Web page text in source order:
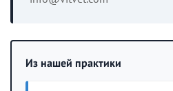
Из нашей практики